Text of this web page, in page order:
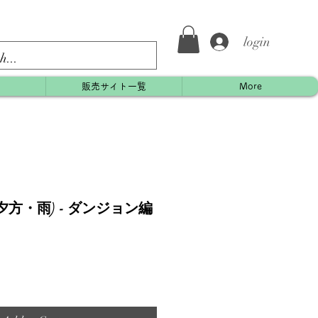
login
販売サイト一覧 More
・雨) - ダンジョン編